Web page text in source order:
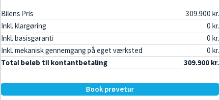
Bilens Pris
309.900 kr.
Inkl. klargøring
0 kr.
Inkl. basisgaranti
0 kr.
Inkl. mekanisk gennemgang på eget værksted
0 kr.
Total beløb til kontantbetaling
309.900 kr.
Book prøvetur